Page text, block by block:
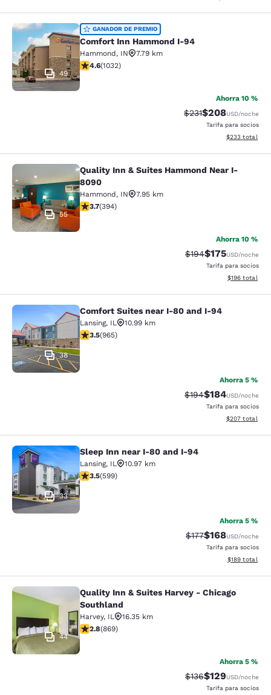
Comfort Inn Hammond I-94
49
GANADOR DE PREMIO
Comfort Inn Hammond I-94
Hammond, IN
7.79 km
Calificación de 4.56 estrellas. Excelente. 1032 reseñas
4.6(1032)
Ahorra 10 %
Tarifa tachada:
$231Tarifa reducida:
$208USD/noche
Tarifa para socios
Ver detalles
$233 total
Quality Inn & Suites Hammond
55
Quality Inn & Suites Hammond Near I-
8090
Hammond, IN
7.95 km
Calificación de 3.71 estrellas. Bueno. 394 reseñas
3.7(394)
Ahorra 10 %
Tarifa tachada:
$194Tarifa reducida:
$175USD/noche
Tarifa para socios
Ver detalles
$196 total
Comfort Suites near I-80 and I-94
38
Comfort Suites near I-80 and I-94
Lansing, IL
10.99 km
Calificación de 3.5 estrellas. Bueno. 965 reseñas
3.5(965)
Ahorra 5 %
Tarifa tachada:
$194Tarifa reducida:
$184USD/noche
Tarifa para socios
Ver detalles
$207 total
Sleep Inn near I-80 and I-94
33
Sleep Inn near I-80 and I-94
Lansing, IL
10.97 km
Calificación de 3.54 estrellas. Bueno. 599 reseñas
3.5(599)
Ahorra 5 %
Tarifa tachada:
$177Tarifa reducida:
$168USD/noche
Tarifa para socios
Ver detalles
$189 total
Quality Inn & Suites Harvey -
44
Quality Inn & Suites Harvey - Chicago
Southland
Harvey, IL
16.35 km
Calificación de 2.82 estrellas. Razonable. 869 reseñas
2.8(869)
Ahorra 5 %
Tarifa tachada:
$136Tarifa reducida:
$129USD/noche
Tarifa para socios